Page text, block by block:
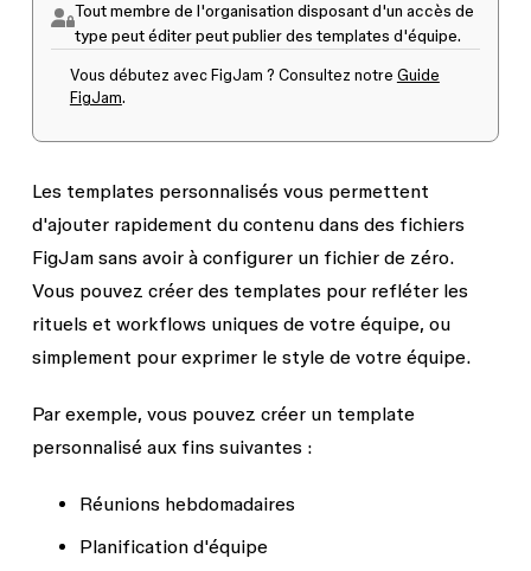
Tout membre de l'organisation disposant d'un accès de
type peut éditerpeut publier des templates d'équipe.
Vous débutez avec FigJam ? Consultez notre Guide
FigJam.
Les templates personnalisés vous permettent
d'ajouter rapidement du contenu dans des fichiers
FigJam sans avoir à configurer un fichier de zéro.
Vous pouvez créer des templates pour refléter les
rituels et workflows uniques de votre équipe, ou
simplement pour exprimer le style de votre équipe.
Par exemple, vous pouvez créer un template
personnalisé aux fins suivantes :
Réunions hebdomadaires
Planification d'équipe